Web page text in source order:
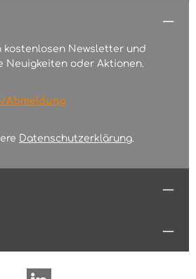
kostenlosen Newsletter und
Neuigkeiten oder Aktionen.
Abmeldung
Datenschutzerklärung.